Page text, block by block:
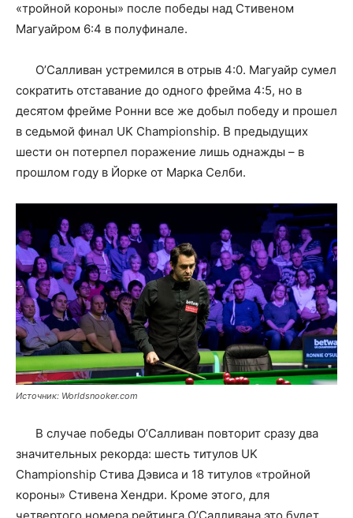
«тройной короны» после победы над Стивеном
Магуайром 6:4 в полуфинале.
О’Салливан устремился в отрыв 4:0. Магуайр сумел
сократить отставание до одного фрейма 4:5, но в
десятом фрейме Ронни все же добыл победу и прошел
в седьмой финал UK Championship. В предыдущих
шести он потерпел поражение лишь однажды – в
прошлом году в Йорке от Марка Селби.
Источник: Worldsnooker.com
В случае победы О’Салливан повторит сразу два
значительных рекорда: шесть титулов UK
Championship Стива Дэвиса и 18 титулов «тройной
короны» Стивена Хендри. Кроме этого, для